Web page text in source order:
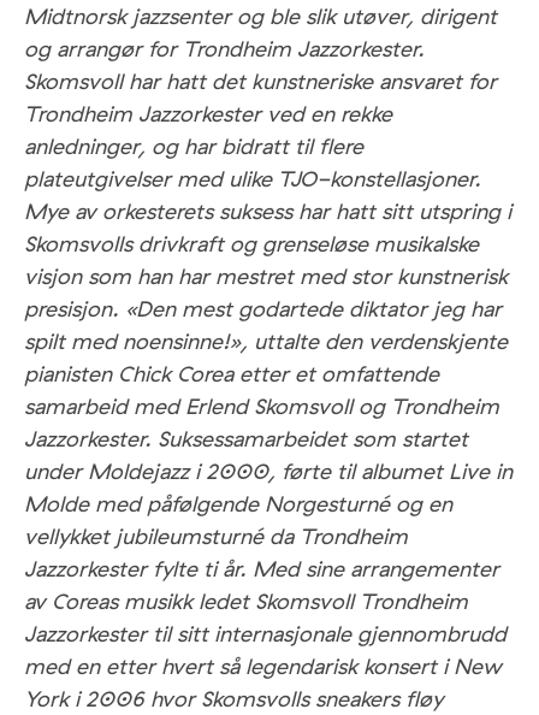
Midtnorsk jazzsenter og ble slik utøver, dirigent
og arrangør for Trondheim Jazzorkester.
Skomsvoll har hatt det kunstneriske ansvaret for
Trondheim Jazzorkester ved en rekke
anledninger, og har bidratt til flere
plateutgivelser med ulike TJO-konstellasjoner.
Mye av orkesterets suksess har hatt sitt utspring i
Skomsvolls drivkraft og grenseløse musikalske
visjon som han har mestret med stor kunstnerisk
presisjon. «Den mest godartede diktator jeg har
spilt med noensinne!», uttalte den verdenskjente
pianisten Chick Corea etter et omfattende
samarbeid med Erlend Skomsvoll og Trondheim
Jazzorkester. Suksessamarbeidet som startet
under Moldejazz i 2000, førte til albumet Live in
Molde med påfølgende Norgesturné og en
vellykket jubileumsturné da Trondheim
Jazzorkester fylte ti år. Med sine arrangementer
av Coreas musikk ledet Skomsvoll Trondheim
Jazzorkester til sitt internasjonale gjennombrudd
med en etter hvert så legendarisk konsert i New
York i 2006 hvor Skomsvolls sneakers fløy